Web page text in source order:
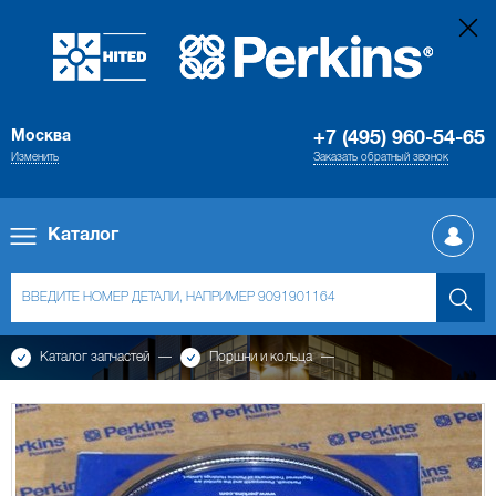
Москва
Изменить
+7 (495) 960-54-65
Заказать обратный звонок
Каталог
Каталог запчастей Поршни и кольца